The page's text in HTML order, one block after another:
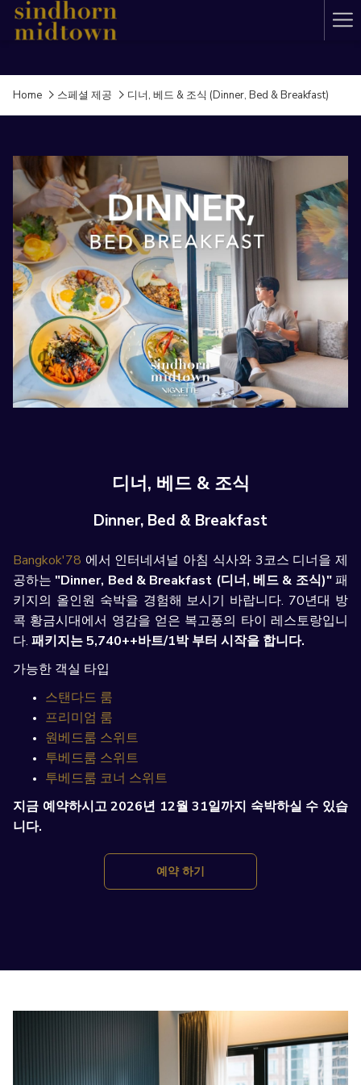
Home 스페셜 제공 디너, 베드 & 조식 (Dinner, Bed & Breakfast)
디너, 베드 & 조식
Dinner, Bed & Breakfast
Bangkok'78 에서 인터네셔널 아침 식사와 3코스 디너을 제
공하는"Dinner, Bed & Breakfast (디너, 베드 & 조식)"패
키지의 올인원 숙박을 경험해 보시기 바랍니다. 70년대 방
콕 황금시대에서 영감을 얻은 복고풍의 타이 레스토랑입니
다. 패키지는 5,740++바트/1박 부터 시작을 합니다.
가능한 객실 타입
스탠다드 룸
프리미엄 룸
원베드룸 스위트
투베드룸 스위트
투베드룸 코너 스위트
지금 예약하시고 2026년 12월 31일까지 숙박하실 수 있습
니다.
예약 하기
닫